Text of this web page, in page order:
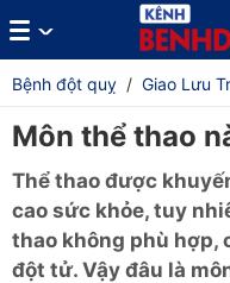
Bệnh đột quỵ / Giao Lưu
Môn thể thao
Thể thao được
cao sức khỏe, tuy
thao không phù hợp,
đột tử. Vậy đâu là